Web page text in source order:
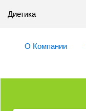
Диетика
О Компании